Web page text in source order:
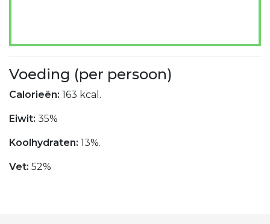
Voeding (per persoon)
Calorieën: 163 kcal.
Eiwit: 35%
Koolhydraten: 13%.
Vet: 52%